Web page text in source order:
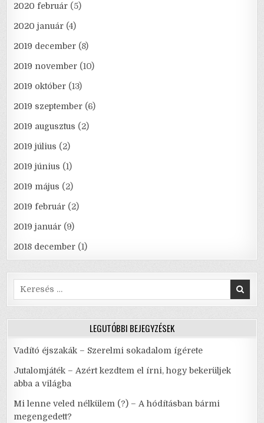
2020 február (5)
2020 január (4)
2019 december (8)
2019 november (10)
2019 október (13)
2019 szeptember (6)
2019 augusztus (2)
2019 július (2)
2019 június (1)
2019 május (2)
2019 február (2)
2019 január (9)
2018 december (1)
Search
for:
LEGUTÓBBI BEJEGYZÉSEK
Vadító éjszakák – Szerelmi sokadalom ígérete
Jutalomjáték – Azért kezdtem el írni, hogy bekerüljek
abba a világba
Mi lenne veled nélkülem (?) – A hódításban bármi
megengedett?